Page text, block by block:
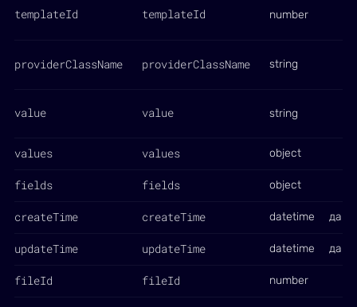
templateId templateId number
providerClassName providerClassName string
value value string
values values object
fields fields object
createTime createTime datetime да
updateTime updateTime datetime да
fileId fileId number